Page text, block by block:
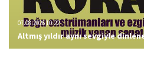
07.08.2026 10:22
Altmış yıldır aynı sevgiyle